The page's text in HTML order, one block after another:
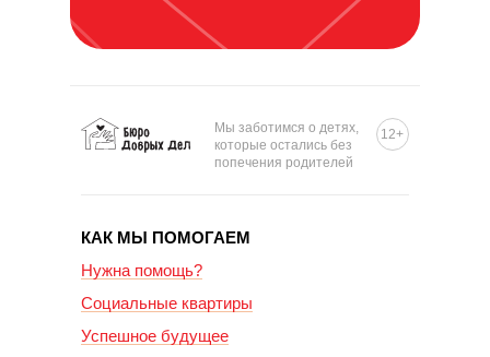
Мы заботимся о детях,
которые остались без
попечения родителей
КАК МЫ ПОМОГАЕМ
Нужна помощь?
Социальные квартиры
Успешное будущее
12+